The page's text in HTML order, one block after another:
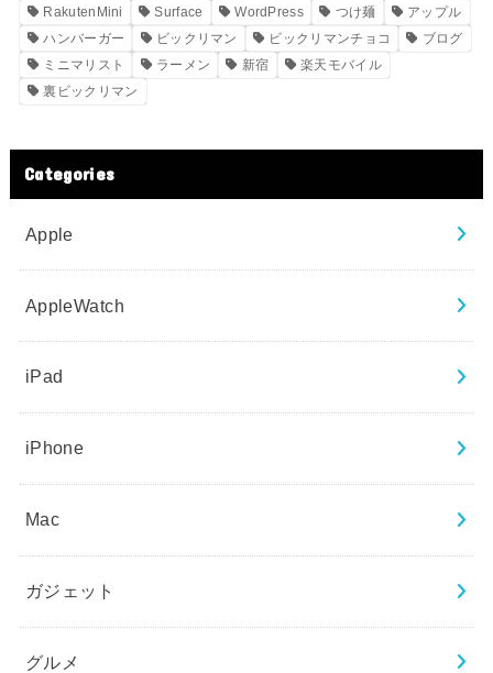
RakutenMini
Surface WordPress つけ麺
アップル
ハンバーガー
ビックリマン ビックリマンチョコ
ブログ
ミニマリスト
ラーメン 新宿
楽天モバイル
裏ビックリマン
Categories
Apple
AppleWatch
iPad
iPhone
Mac
ガジェット
グルメ